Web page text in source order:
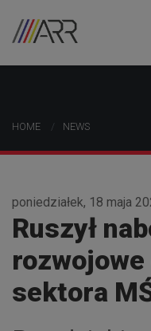
HOME NEWS
poniedziałek, 18 maja
Ruszył
sektora